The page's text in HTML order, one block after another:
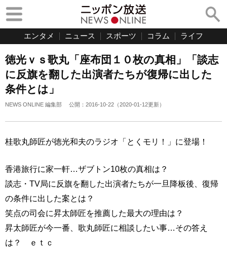
エンタメ ニュース スポーツ コラム ライフ
徳光ｖｓ歌丸「座布団１０枚の真相」「談志
に反旗を翻した出演者たちが復帰に出した
条件とは」
NEWS ONLINE 編集部 公開： 2016-10-22 （2020-01-12更新）
桂歌丸師匠が徳光和夫のラジオ「とくモリ！」に登場！
香港旅行に家一軒…ザブトン10枚の真相は？
談志・TV局に反旗を翻した出演者たちが一旦降板後、復帰
の条件に出した案とは？
笑点の司会に昇太師匠を推薦した最大の理由は？
昇太師匠が今一番、歌丸師匠に相談したい事…その答え
は？ ｅｔｃ